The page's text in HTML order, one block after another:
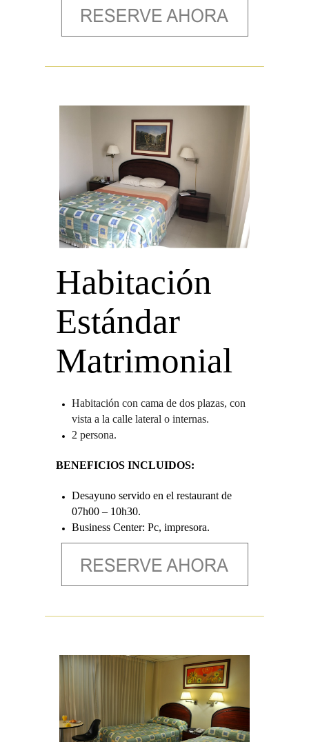
Uso de las instalaciones: Piscina,
Gimnasio. Vapor y Sauna
por noche.
Habitación
Estándar
Matrimonial
Habitación con cama de dos plazas, con
vista a la calle lateral o internas.
2 persona.
BENEFICIOS INCLUIDOS:
Desayuno servido en el restaurant de
07h00 – 10h30.
Business Center: Pc, impresora.
Cocktail de bienvenida en nuestro bar.
Uso de las instalaciones: Piscina,
Gimnasio. Vapor y Sauna
por noche.